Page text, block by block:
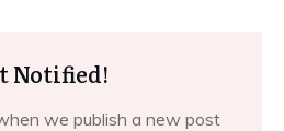
Notified!
we publish a new post